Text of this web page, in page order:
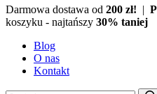
Darmowa dostawa od 200 zł! |
koszyku - najtańszy 30% taniej
Blog
O nas
Kontakt